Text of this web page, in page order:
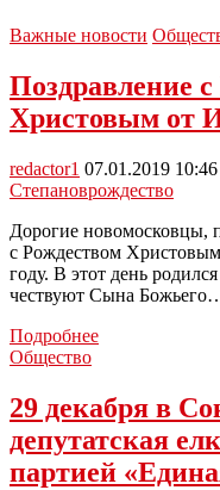
Важные новости
Поздравление
Христовым от
redactor1 07.01.2019 10:46
Степановрождество
Дорогие новомосковцы,
с Рождеством
году. В этот день
чествуют Сына
ПодробнееПоздравление
Христовым
от
Ильи
Степанова
Общество
29 декабря в
депутатская
партией